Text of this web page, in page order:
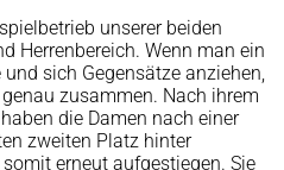
unserer beiden
Herrenbereich. Wenn man ein
sich Gegensätze anziehen,
zusammen. Nach ihrem
die Damen nach einer
zweiten Platz hinter
erneut aufgestiegen. Sie